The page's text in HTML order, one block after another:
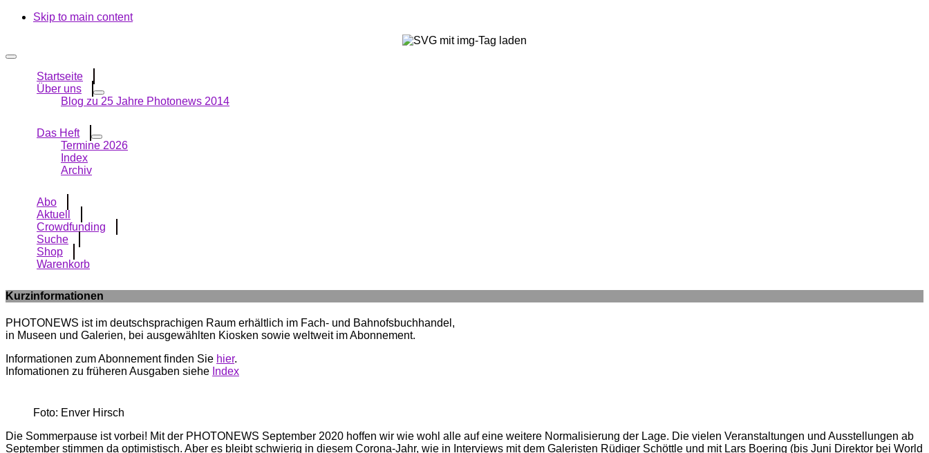
Skip to main content
Startseite
Über uns
Blog zu 25 Jahre Photonews 2014
Das Heft
Termine 2026
Index
Archiv
Abo
Aktuell
Crowdfunding
Suche
Shop
Warenkorb
Kurzinformationen
PHOTONEWS ist im deutschsprachigen Raum erhältlich im Fach- und Bahnofsbuchhandel,
in Museen und Galerien, bei ausgewählten Kiosken sowie weltweit im Abonnement.
Informationen zum Abonnement finden Sie hier.
Infomationen zu früheren Ausgaben siehe Index
Foto: Enver Hirsch
Die Sommerpause ist vorbei! Mit der PHOTONEWS September 2020 hoffen wir wie wohl alle auf eine weitere Normalisierung der Lage. Die vielen Veranstaltungen und Ausstellungen ab
September stimmen da optimistisch. Aber es bleibt schwierig in diesem Corona-Jahr, wie in Interviews mit dem Galeristen Rüdiger Schöttle und mit Lars Boering (bis Juni Direktor bei World